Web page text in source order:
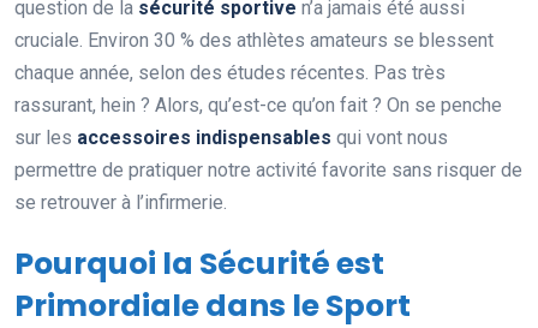
question de la sécurité sportive n’a jamais été aussi
cruciale. Environ 30 % des athlètes amateurs se blessent
chaque année, selon des études récentes. Pas très
rassurant, hein ? Alors, qu’est-ce qu’on fait ? On se penche
sur les accessoires indispensables qui vont nous
permettre de pratiquer notre activité favorite sans risquer de
se retrouver à l’infirmerie.
Pourquoi la Sécurité est
Primordiale dans le Sport